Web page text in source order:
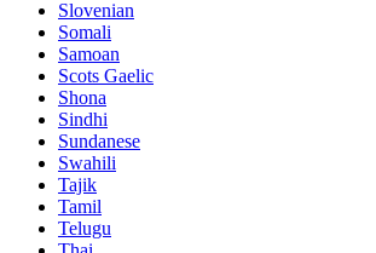
Slovenian
Somali
Samoan
Scots Gaelic
Shona
Sindhi
Sundanese
Swahili
Tajik
Tamil
Telugu